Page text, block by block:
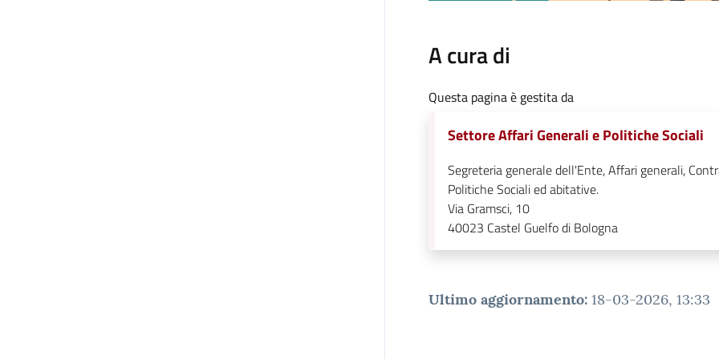
A cura di
Questa pagina è gestita da
Settore Affari Generali e Politiche Sociali
Segreteria generale dell'Ente, Affari generali,
Politiche Sociali ed abitative.
Via Gramsci, 10
40023 Castel Guelfo di Bologna
Ultimo aggiornamento: 18-03-2026, 13:33